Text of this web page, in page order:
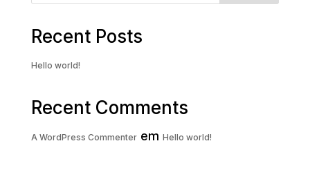
Recent Posts
Hello world!
Recent Comments
A WordPress Commenterem Hello world!